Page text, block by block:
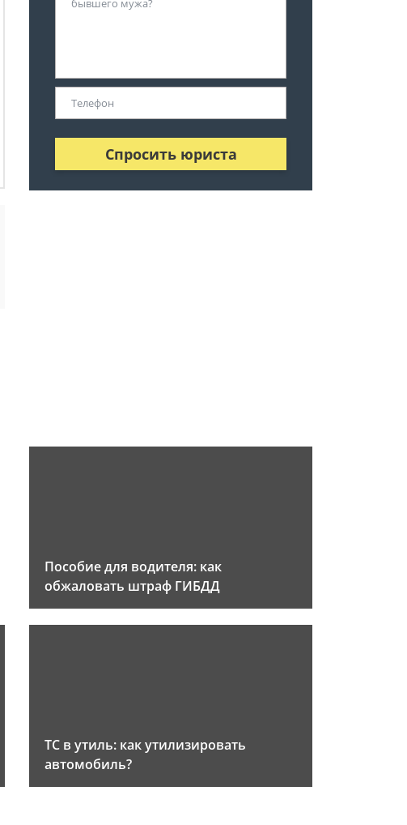
Спросить юриста
Пособие для водителя: как
обжаловать штраф ГИБДД
ТС в утиль: как утилизировать
автомобиль?